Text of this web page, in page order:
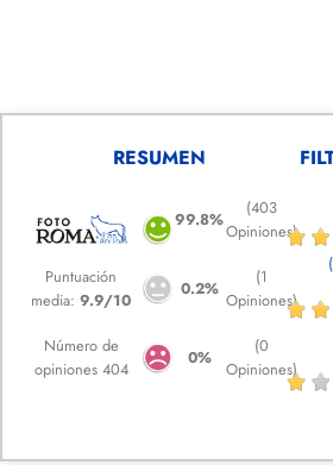
RESUMEN
99.8%
(403
Opiniones)
Puntuación
media: 9.9/10
0.2%
(1
Opiniones)
Número de
opiniones 404
0%
(0
Opiniones)